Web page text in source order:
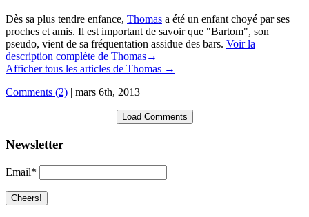
Dès sa plus tendre enfance, Thomas a été un enfant choyé par ses
proches et amis. Il est important de savoir que "Bartom", son
pseudo, vient de sa fréquentation assidue des bars. Voir la
description complète de Thomas→
Afficher tous les articles de Thomas →
Comments (2) | mars 6th, 2013
Load Comments
Newsletter
Email*